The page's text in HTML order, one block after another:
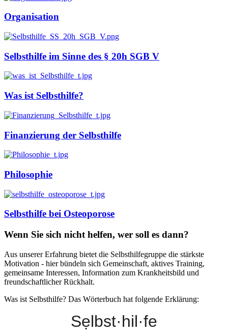
Organisation
Selbsthilfe im Sinne des § 20h SGB V
Was ist Selbsthilfe?
Finanzierung der Selbsthilfe
Philosophie
Selbsthilfe bei Osteoporose
Wenn Sie sich nicht helfen, wer soll es dann?
Aus unserer Erfahrung bietet die Selbsthilfegruppe die stärkste
Motivation - hier bündeln sich Gemeinschaft, aktives Training,
gemeinsame Interessen, Information zum Krankheitsbild und
freundschaftlicher Rückhalt.
Was ist Selbsthilfe? Das Wörterbuch hat folgende Erklärung:
Sẹlbst·hil·fe